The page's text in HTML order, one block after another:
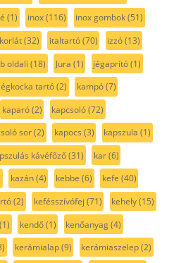
(1) inox(116) inox gombok(51)
(32) italtartó(70) izzó(13)
oldali (18) Jura (1) jégaprító(1)
jégkocka tartó(2) kampó(7)
kaparó(2) kapcsoló(72)
sor(2) kapocs (3) kapszula (1)
kávéfőző(31) kar(6)
kazán(4) kebbe (6) kefe (40)
(2) kefésszívófej (71) kehely(15)
(1) kendő(1) kenőanyag(4)
kerámialap(9) kerámiaszelep(2)